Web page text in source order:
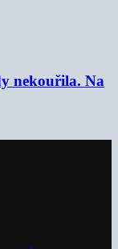
nekouřila. Na